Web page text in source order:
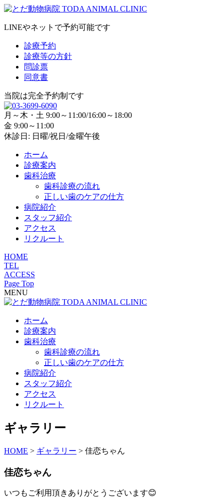
LINEやネットで予約可能です
診療予約
診療等の方針
問診票
同意書
当院は完全予約制です
月～木・土 9:00～11:00/16:00～18:00
金 9:00～11:00
休診日: 日曜/祝日/金曜午後
ホーム
診療案内
歯科治療
歯科診療の流れ
正しい歯のケアの仕方
病院紹介
スタッフ紹介
アクセス
リクルート
HOME
TEL
ACCESS
Page Top
MENU
ホーム
診療案内
歯科治療
歯科診療の流れ
正しい歯のケアの仕方
病院紹介
スタッフ紹介
アクセス
リクルート
ギャラリー
HOME > ギャラリー > 佳恋ちゃん
佳恋ちゃん
いつもご利用頂きありがとうございます😊